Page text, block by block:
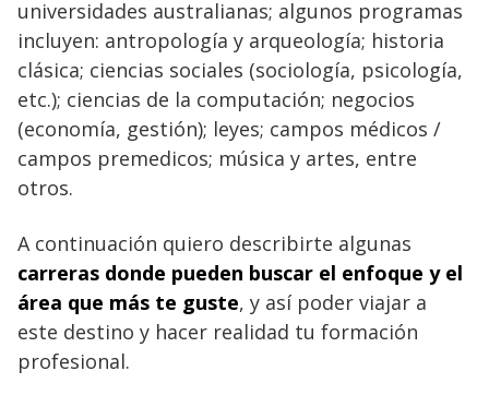
universidades australianas; algunos programas
incluyen: antropología y arqueología; historia
clásica; ciencias sociales (sociología, psicología,
etc.); ciencias de la computación; negocios
(economía, gestión); leyes; campos médicos /
campos premedicos; música y artes, entre
otros.
A continuación quiero describirte algunas
carreras donde pueden buscar el enfoque y el
área que más te guste, y así poder viajar a
este destino y hacer realidad tu formación
profesional.